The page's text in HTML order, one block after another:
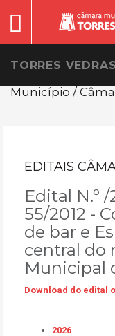
TORRES VEDRAS
Município /
EDITAIS
Edital N.º /
55/2012 -
de bar e
central do
Municipal
Download do edital
2026